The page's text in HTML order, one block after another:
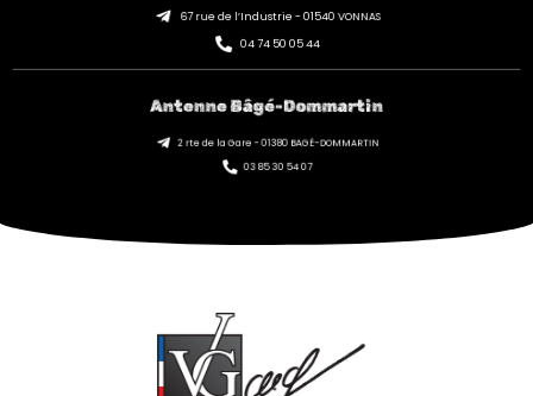
67 rue de l’Industrie - 01540 VONNAS
04 74 50 05 44
Antenne Bâgé-Dommartin
2 rte de la Gare - 01380 BAGÉ-DOMMARTIN
03 85 30 54 07